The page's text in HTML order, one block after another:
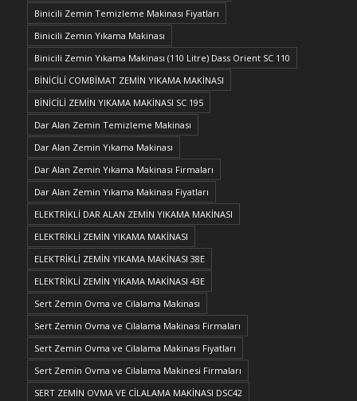
Binicili Zemin Temizleme Makinası Fiyatları
Binicili Zemin Yıkama Makinası
Binicili Zemin Yıkama Makinası (110 Litre) Dass Orient SC 110
BİNİCİLİ COMBİMAT ZEMİN YIKAMA MAKİNASI
BİNİCİLİ ZEMİN YIKAMA MAKİNASI SC 195
Dar Alan Zemin Temizleme Makinası
Dar Alan Zemin Yıkama Makinası
Dar Alan Zemin Yıkama Makinası Firmaları
Dar Alan Zemin Yıkama Makinası Fiyatları
ELEKTRİKLİ DAR ALAN ZEMİN YIKAMA MAKİNASI
ELEKTRİKLİ ZEMİN YIKAMA MAKİNASI
ELEKTRİKLİ ZEMİN YIKAMA MAKİNASI 38E
ELEKTRİKLİ ZEMİN YIKAMA MAKİNASI 43E
Sert Zemin Ovma ve Cilalama Makinası
Sert Zemin Ovma ve Cilalama Makinası Firmaları
Sert Zemin Ovma ve Cilalama Makinası Fiyatları
Sert Zemin Ovma ve Cilalama Makinesi Firmaları
SERT ZEMİN OVMA VE CİLALAMA MAKİNASI DSC42